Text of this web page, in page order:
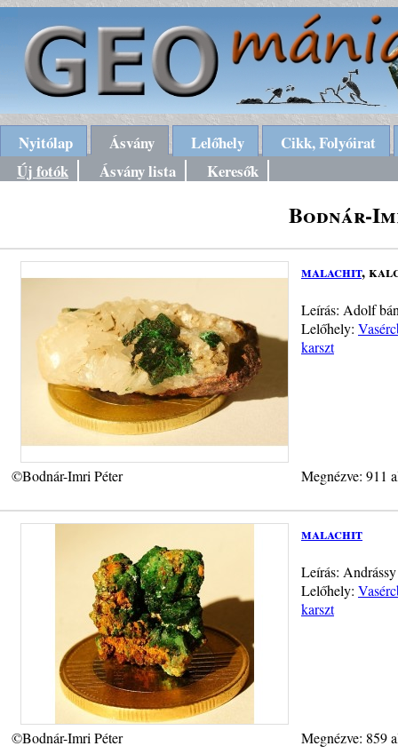
Nyitólap Ásvány Lelőhely
Cikk, Folyóirat
Új fotók
Ásvány lista Keresők
Bodnár-
malachit,
Leírás: Adolf
Lelőhely:
karszt
©Bodnár-Imri Péter Megnézve: 911
malachit
Leírás:
Lelőhely:
karszt
©Bodnár-Imri Péter Megnézve: 859